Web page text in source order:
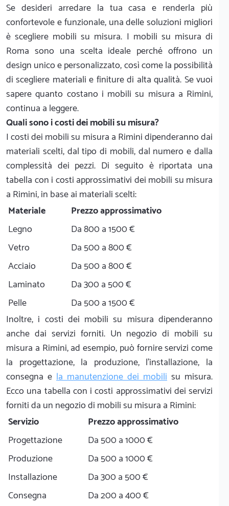
Se desideri arredare la tua casa e renderla più
confortevole e funzionale, una delle soluzioni migliori
è scegliere mobili su misura. I mobili su misura di
Roma sono una scelta ideale perché offrono un
design unico e personalizzato, così come la possibilità
di scegliere materiali e finiture di alta qualità. Se vuoi
sapere quanto costano i mobili su misura a Rimini,
continua a leggere.
Quali sono i costi dei mobili su misura?
I costi dei mobili su misura a Rimini dipenderanno dai
materiali scelti, dal tipo di mobili, dal numero e dalla
complessità dei pezzi. Di seguito è riportata una
tabella con i costi approssimativi dei mobili su misura
a Rimini, in base ai materiali scelti:
Materiale
Prezzo approssimativo
Legno
Da 800 a 1500 €
Vetro
Da 500 a 800 €
Acciaio
Da 500 a 800 €
Laminato
Da 300 a 500 €
Pelle
Da 500 a 1500 €
Inoltre, i costi dei mobili su misura dipenderanno
anche dai servizi forniti. Un negozio di mobili su
misura a Rimini, ad esempio, può fornire servizi come
la progettazione, la produzione, l'installazione, la
consegna e la manutenzione dei mobili su misura.
Ecco una tabella con i costi approssimativi dei servizi
forniti da un negozio di mobili su misura a Rimini:
Servizio
Prezzo approssimativo
Progettazione
Da 500 a 1000 €
Produzione
Da 500 a 1000 €
Installazione
Da 300 a 500 €
Consegna
Da 200 a 400 €